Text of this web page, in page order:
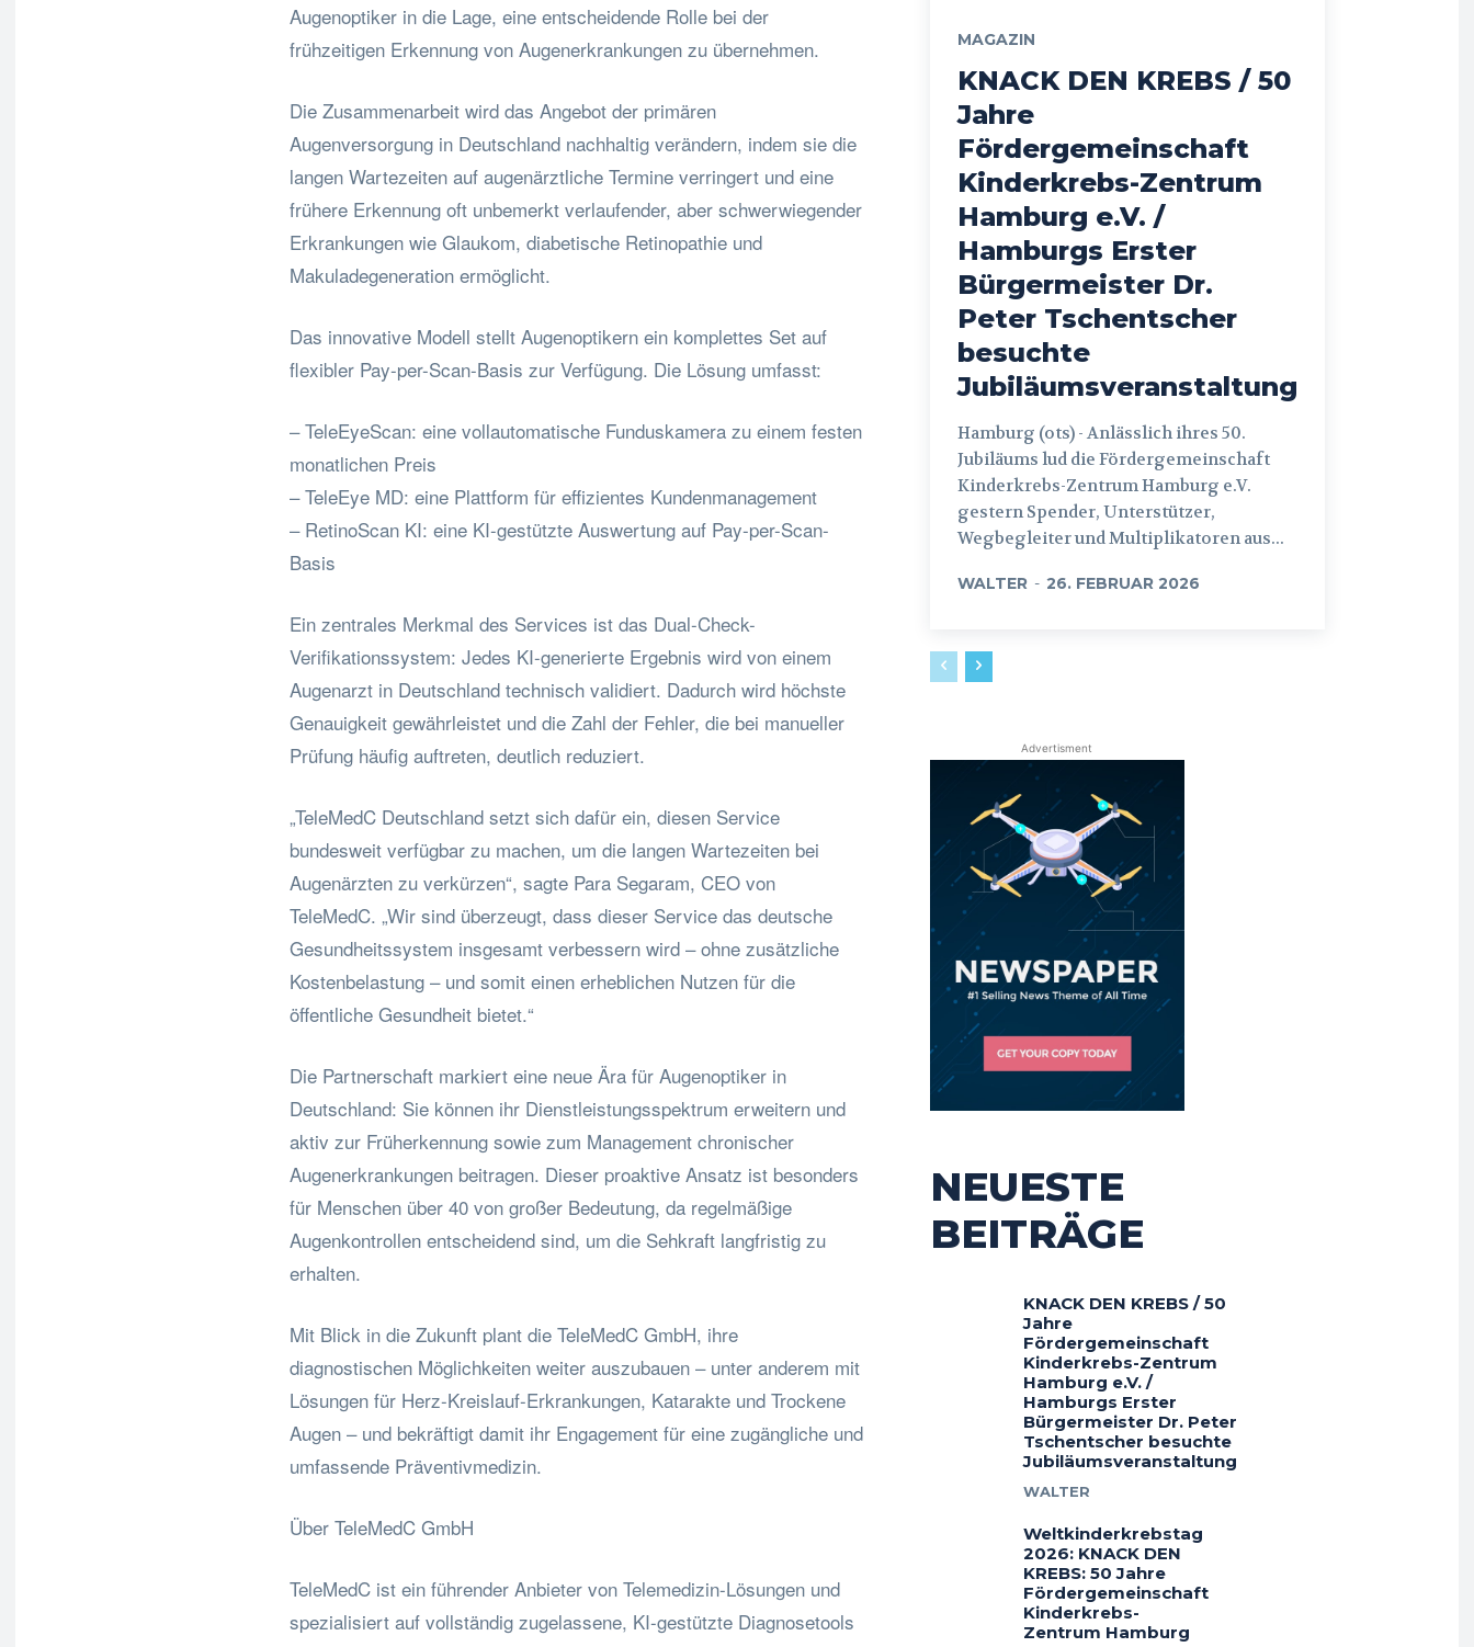
Augenoptiker in die Lage, eine entscheidende Rolle bei der
frühzeitigen Erkennung von Augenerkrankungen zu übernehmen.
Die Zusammenarbeit wird das Angebot der primären
Augenversorgung in Deutschland nachhaltig verändern, indem sie die
langen Wartezeiten auf augenärztliche Termine verringert und eine
frühere Erkennung oft unbemerkt verlaufender, aber schwerwiegender
Erkrankungen wie Glaukom, diabetische Retinopathie und
Makuladegeneration ermöglicht.
Das innovative Modell stellt Augenoptikern ein komplettes Set auf
flexibler Pay-per-Scan-Basis zur Verfügung. Die Lösung umfasst:
– TeleEyeScan: eine vollautomatische Funduskamera zu einem festen
monatlichen Preis
– TeleEye MD: eine Plattform für effizientes Kundenmanagement
– RetinoScan KI: eine KI-gestützte Auswertung auf Pay-per-Scan-
Basis
Ein zentrales Merkmal des Services ist das Dual-Check-
Verifikationssystem: Jedes KI-generierte Ergebnis wird von einem
Augenarzt in Deutschland technisch validiert. Dadurch wird höchste
Genauigkeit gewährleistet und die Zahl der Fehler, die bei manueller
Prüfung häufig auftreten, deutlich reduziert.
„TeleMedC Deutschland setzt sich dafür ein, diesen Service
bundesweit verfügbar zu machen, um die langen Wartezeiten bei
Augenärzten zu verkürzen“, sagte Para Segaram, CEO von
TeleMedC. „Wir sind überzeugt, dass dieser Service das deutsche
Gesundheitssystem insgesamt verbessern wird – ohne zusätzliche
Kostenbelastung – und somit einen erheblichen Nutzen für die
öffentliche Gesundheit bietet.“
Die Partnerschaft markiert eine neue Ära für Augenoptiker in
Deutschland: Sie können ihr Dienstleistungsspektrum erweitern und
aktiv zur Früherkennung sowie zum Management chronischer
Augenerkrankungen beitragen. Dieser proaktive Ansatz ist besonders
für Menschen über 40 von großer Bedeutung, da regelmäßige
Augenkontrollen entscheidend sind, um die Sehkraft langfristig zu
erhalten.
Mit Blick in die Zukunft plant die TeleMedC GmbH, ihre
diagnostischen Möglichkeiten weiter auszubauen – unter anderem mit
Lösungen für Herz-Kreislauf-Erkrankungen, Katarakte und Trockene
Augen – und bekräftigt damit ihr Engagement für eine zugängliche und
umfassende Präventivmedizin.
Über TeleMedC GmbH
TeleMedC ist ein führender Anbieter von Telemedizin-Lösungen und
spezialisiert auf vollständig zugelassene, KI-gestützte Diagnosetools
MAGAZIN
KNACK DEN KREBS / 50
Jahre
Fördergemeinschaft
Kinderkrebs-Zentrum
Hamburg e.V. /
Hamburgs Erster
Bürgermeister Dr.
Peter Tschentscher
besuchte
Jubiläumsveranstaltung
Hamburg (ots) - Anlässlich ihres 50.
Jubiläums lud die Fördergemeinschaft
Kinderkrebs-Zentrum Hamburg e.V.
gestern Spender, Unterstützer,
Wegbegleiter und Multiplikatoren aus...
WALTER - 26. FEBRUAR 2026
Advertisment
NEUESTE
BEITRÄGE
KNACK DEN KREBS / 50
Jahre
Fördergemeinschaft
Kinderkrebs-Zentrum
Hamburg e.V. /
Hamburgs Erster
Bürgermeister Dr. Peter
Tschentscher besuchte
Jubiläumsveranstaltung
WALTER
Weltkinderkrebstag
2026: KNACK DEN
KREBS: 50 Jahre
Fördergemeinschaft
Kinderkrebs-
Zentrum Hamburg